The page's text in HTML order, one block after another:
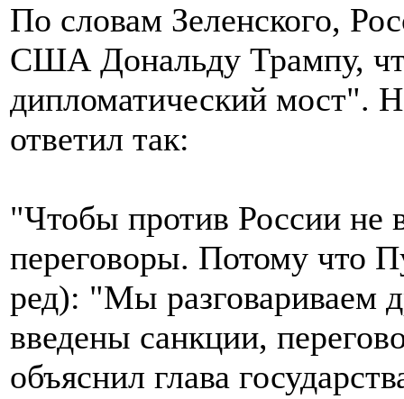
По словам Зеленского,
США Дональду Трампу,
дипломатический мост".
ответил так:
"Чтобы против России не
переговоры. Потому что
ред): "Мы разговариваем
введены санкции,
объяснил глава